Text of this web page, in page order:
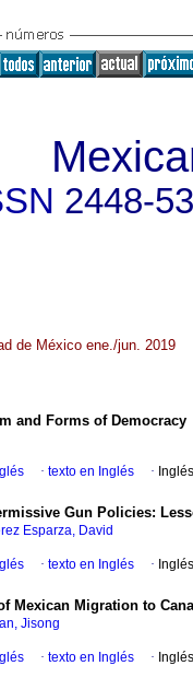
2448-
de México ene./jun. 2019
and Forms of Democracy
· texto en Inglés ·
Gun Policies:
Esparza, David
· texto en Inglés ·
Mexican Migration to
Jisong
· texto en Inglés ·